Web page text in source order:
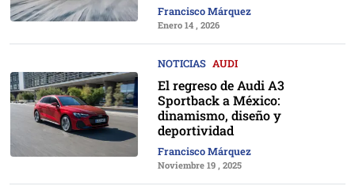
Francisco Márquez
Enero 14 , 2026
NOTICIAS AUDI
El regreso de Audi A3
Sportback a México:
dinamismo, diseño y
deportividad
Francisco Márquez
Noviembre 19 , 2025